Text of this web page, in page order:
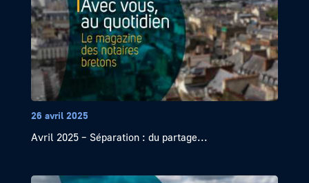
26 avril 2025
Avril 2025 – Séparation : du partage...